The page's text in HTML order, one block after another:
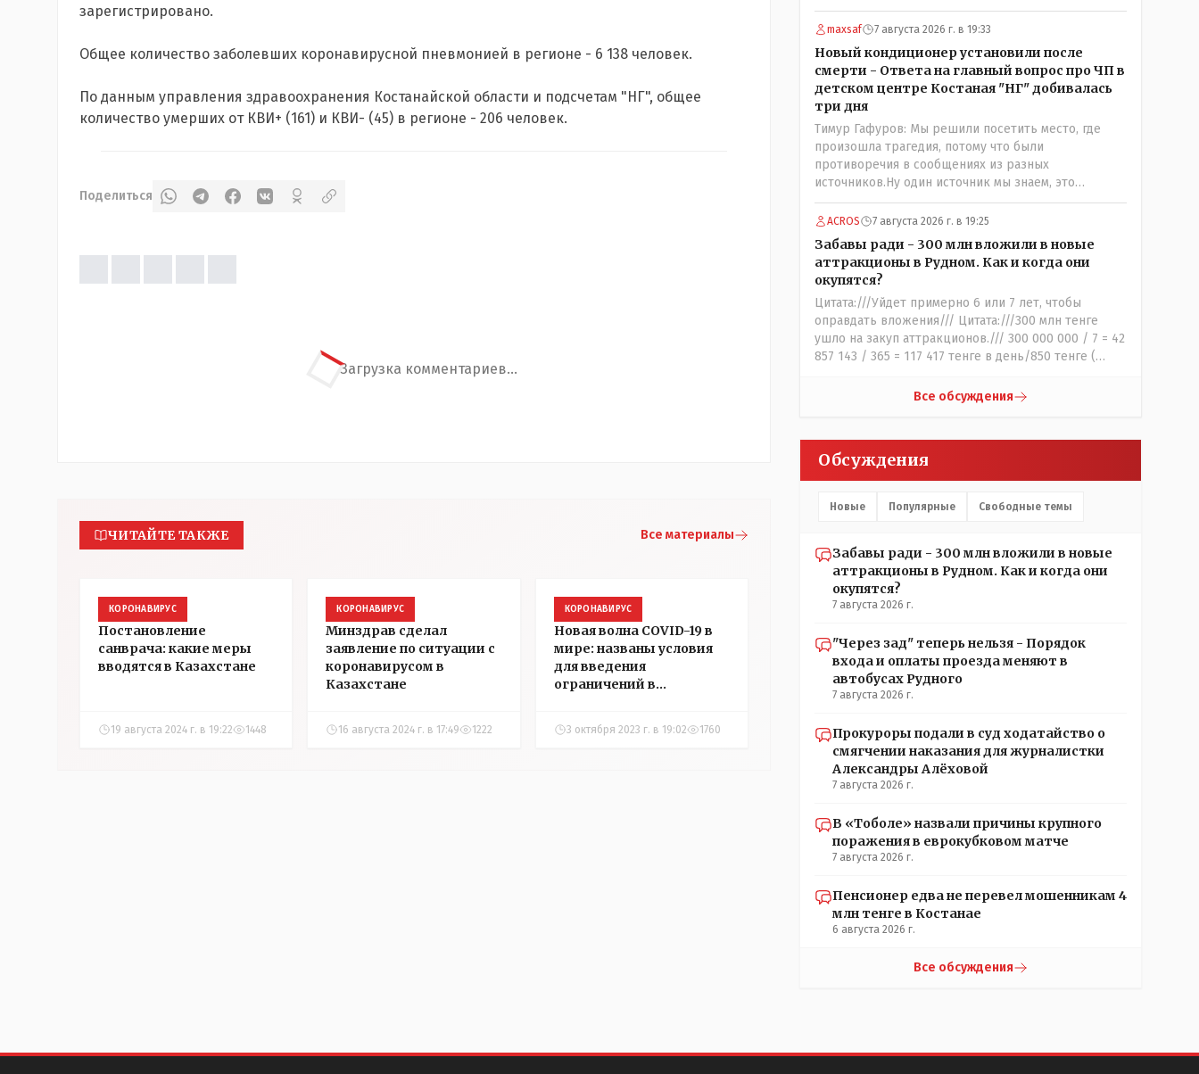
зарегистрировано.
Общее количество заболевших коронавирусной пневмонией в регионе - 6 138 человек.
По данным управления здравоохранения Костанайской области и подсчетам "НГ", общее
количество умерших от КВИ+ (161) и КВИ- (45) в регионе - 206 человек.
Поделиться
Загрузка комментариев...
ЧИТАЙТЕ ТАКЖЕ Все материалы
КОРОНАВИРУС
Постановление
санврача: какие меры
вводятся в Казахстане
19 августа 2024 г. в 19:22 1448
КОРОНАВИРУС
Минздрав сделал
заявление по ситуации с
коронавирусом в
Казахстане
16 августа 2024 г. в 17:49 1222
КОРОНАВИРУС
Новая волна COVID-19 в
мире: названы условия
для введения
ограничений в
3 октября 2023 г. в 19:02 1760
в уши: - ".. забить на своём поле ЧЕТЫРЕ гола и при
этом не пропустить ни ОДНОГО,,,,"- сказки Венского
леса. Цитата://я поздравляю их с этой победой//
Значит морально: - игроки Тобола уже проиграли
ответную встречу: - чудо на поле не бывает, если
только у тебя в команде играет сам Марадона....
maxsaf 7 августа 2026 г. в 19:33
Новый кондиционер установили после
смерти - Ответа на главный вопрос про ЧП в
детском центре Костаная "НГ" добивалась
три дня
Тимур Гафуров: Мы решили посетить место, где
произошла трагедия, потому что были
противоречия в сообщениях из разных
источников.Ну один источник мы знаем, это
правозащитный центр, они утверждают, что ничего
толком не работало на момент трагедии. А кто
второй источник, с противоречивой информацией?
Кто до вашей поездки утверждал, что там все ОК,
не жарко, и всё работает как надо?
ACROS 7 августа 2026 г. в 19:25
Забавы ради - 300 млн вложили в новые
аттракционы в Рудном. Как и когда они
окупятся?
Цитата:///Уйдет примерно 6 или 7 лет, чтобы
оправдать вложения/// Цитата:///300 млн тенге
ушло на закуп аттракционов./// 300 000 000 / 7 = 42
857 143 / 365 = 117 417 тенге в день/850 тенге (
такая должна быть средняя минимальная
персонала, налоги, амортизация оборудования, его
техобслуживание, покупка запчастей,
электроэнергия, накладные и другие
непредвиденные расходы. И это не отнимая
Все обсуждения
Обсуждения
Новые Популярные Свободные темы
Забавы ради - 300 млн вложили в новые
аттракционы в Рудном. Как и когда они
окупятся?
7 августа 2026 г.
"Через зад" теперь нельзя - Порядок
входа и оплаты проезда меняют в
автобусах Рудного
7 августа 2026 г.
Прокуроры подали в суд ходатайство о
смягчении наказания для журналистки
Александры Алёховой
7 августа 2026 г.
В «Тоболе» назвали причины крупного
поражения в еврокубковом матче
7 августа 2026 г.
Пенсионер едва не перевел мошенникам 4
млн тенге в Костанае
6 августа 2026 г.
Все обсуждения